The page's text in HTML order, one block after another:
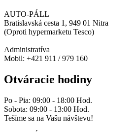
AUTO-PÁLL
Bratislavská cesta 1, 949 01 Nitra
(Oproti hypermarketu Tesco)
Administratíva
Mobil: +421 911 / 979 160
Otváracie hodiny
Po - Pia: 09:00 - 18:00 Hod.
Sobota: 09:00 - 13:00 Hod.
Tešíme sa na Vašu návštevu!